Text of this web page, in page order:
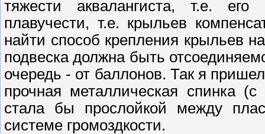
тяжести аквалангиста, т.е.
плавучести, т.е. крыльев
найти способ крепления крыльев
подвеска должна быть
очередь - от баллонов. Так я
прочная металлическая спинка
стала бы прослойкой между
системе громоздкости.